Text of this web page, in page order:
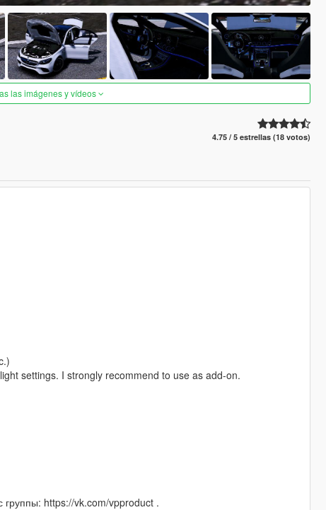
las imágenes y vídeos
4.75 / 5 estrellas (18 votos)
settings. I strongly recommend to use as add-on.
группы: https://vk.com/vpproduct .